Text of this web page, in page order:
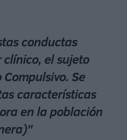
conductas
el sujeto
Se
características
en la población